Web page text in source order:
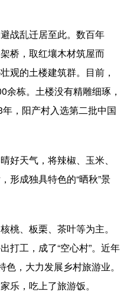
上海 江苏
福建 江西
湖北 湖南
Français عربى
日本語 한국어
战乱迁居至此。数百年
桥，取红壤木材筑屋而
观的土楼建筑群。目前，
余栋。土楼没有精雕细琢，
，阳产村入选第二批中国
天气，将辣椒、玉米、
形成独具特色的“晒秋”景
、板栗、茶叶等为主。
打工，成了“空心村”。近年
色，大力发展乡村旅游业。
乐，吃上了旅游饭。